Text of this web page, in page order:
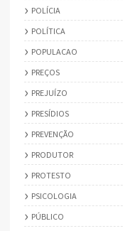
POLÍCIA
POLÍTICA
POPULACAO
PREÇOS
PREJUÍZO
PRESÍDIOS
PREVENÇÃO
PRODUTOR
PROTESTO
PSICOLOGIA
PÚBLICO